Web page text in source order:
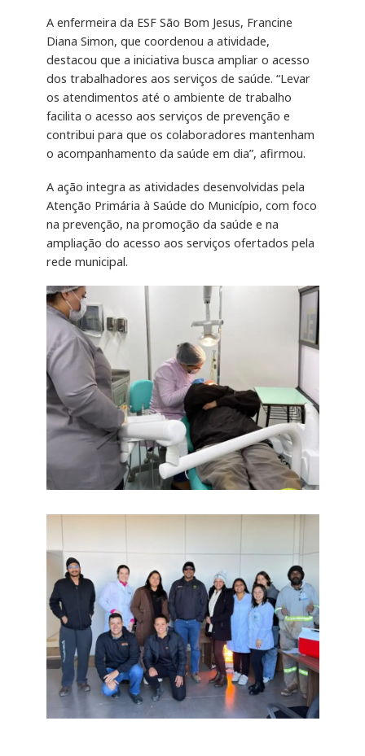
A enfermeira da ESF São Bom Jesus, Francine
Diana Simon, que coordenou a atividade,
destacou que a iniciativa busca ampliar o acesso
dos trabalhadores aos serviços de saúde. “Levar
os atendimentos até o ambiente de trabalho
facilita o acesso aos serviços de prevenção e
contribui para que os colaboradores mantenham
o acompanhamento da saúde em dia”, afirmou.
A ação integra as atividades desenvolvidas pela
Atenção Primária à Saúde do Município, com foco
na prevenção, na promoção da saúde e na
ampliação do acesso aos serviços ofertados pela
rede municipal.